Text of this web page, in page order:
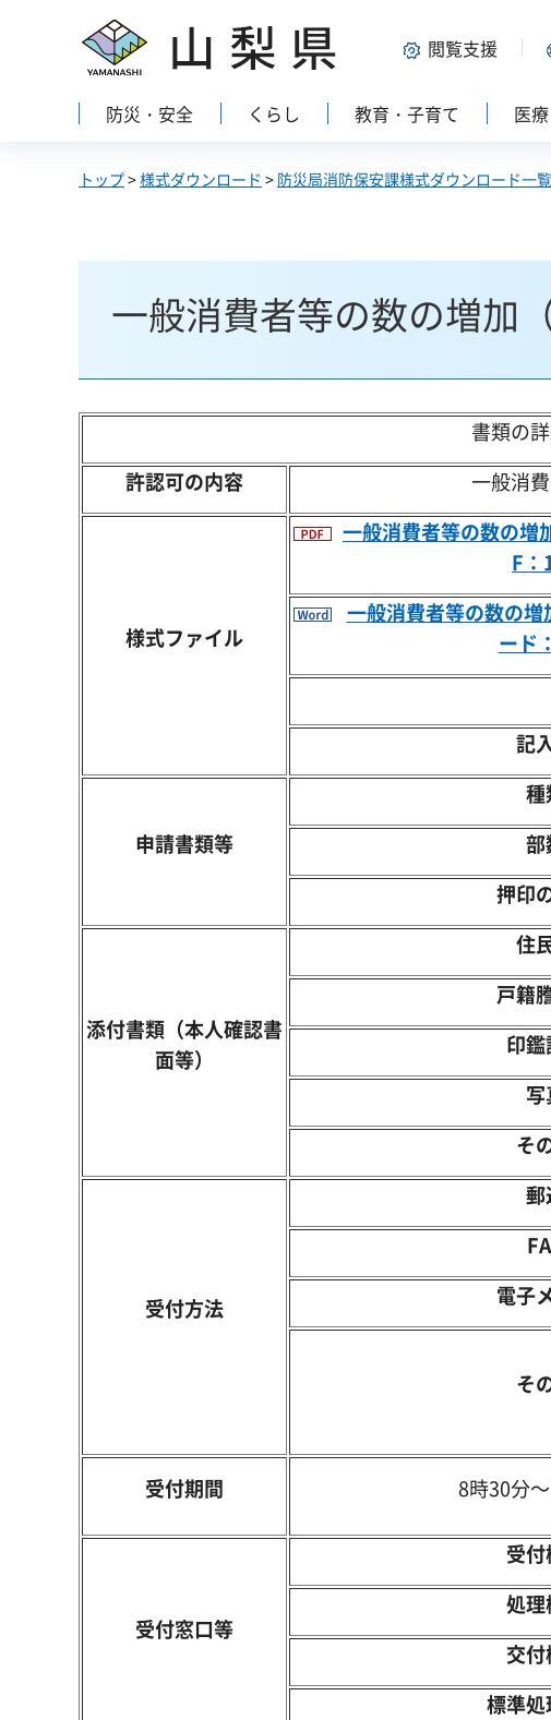
山梨県 閲覧支援
防災・安全 くらし 教育・子育て 医
トップ>様式ダウンロード > 防災局消防保安課様式ダウンロード一覧
一般消費者等の数の増加（
書類の
許認可の内容
一般消
様式ファイル
一般消費者等の数の増
F：
一般消費者等の数の
ード
記
申請書類等
種
部
押印
添付書類（本人確認書
面等）
住
戸籍
印
写
そ
受付方法
郵
電子
そ
受付期間 8時30分
受付窓口等
受
処理
交
標準